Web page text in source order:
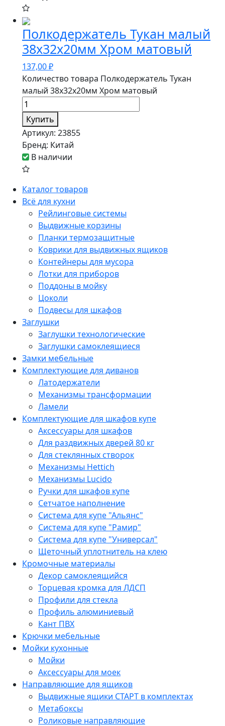
Каталог товаров
Всё для кухни
Рейлинговые системы
Выдвижные корзины
Планки термозащитные
Коврики для выдвижных ящиков
Контейнеры для мусора
Лотки для приборов
Поддоны в мойку
Цоколи
Подвесы для шкафов
Заглушки
Заглушки технологические
Заглушки самоклеящиеся
Замки мебельные
Комплектующие для диванов
Латодержатели
Механизмы трансформации
Ламели
Комплектующие для шкафов купе
Аксессуары для шкафов
Для раздвижных дверей 80 кг
Для стеклянных створок
Механизмы Hettich
Механизмы Lucido
Ручки для шкафов купе
Сетчатое наполнение
Система для купе "Альянс"
Система для купе "Рамир"
Система для купе "Универсал"
Щеточный уплотнитель на клею
Кромочные материалы
Декор самоклеящийся
Торцевая кромка для ЛДСП
Профили для стекла
Профиль алюминиевый
Кант ПВХ
Крючки мебельные
Мойки кухонные
Мойки
Аксессуары для моек
Направляющие для ящиков
Выдвижные ящики СТАРТ в комплектах
Метабоксы
Роликовые направляющие
Полкодержатель Тукан малый
38х32х20мм Хром матовый
137,00₽
Количество товара Полкодержатель Тукан
малый 38х32х20мм Хром матовый
Купить
Артикул: 23855
Бренд: Китай
В наличии